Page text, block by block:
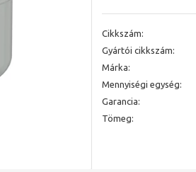
Cikkszám:
Gyártói cikkszám:
Márka:
Mennyiségi egység:
Garancia:
Tömeg: